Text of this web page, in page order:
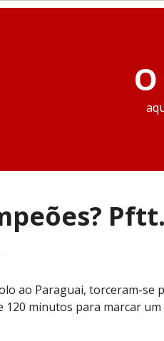
ao Paraguai, torceram-se
120 minutos para marcar